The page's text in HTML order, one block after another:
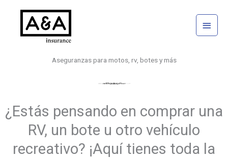
contenido
Aseguranzas para motos, rv, botes y más
¿Estás pensando en comprar una
RV, un bote u otro vehículo
recreativo? ¡Aquí tienes toda la